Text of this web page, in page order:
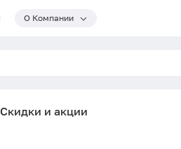
О Компании
Скидки и акции